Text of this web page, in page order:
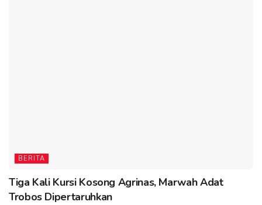
BERITA
Tiga Kali Kursi Kosong Agrinas, Marwah Adat
Trobos Dipertaruhkan